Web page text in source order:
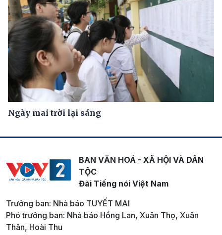
Ngày mai trời lại sáng
BAN VĂN HOÁ - XÃ HỘI VÀ DÂN
TỘC
Đài Tiếng nói Việt Nam
Trưởng ban: Nhà báo TUYẾT MAI
Phó trưởng ban: Nhà báo Hồng Lan, Xuân Thọ, Xuân
Thân, Hoài Thu